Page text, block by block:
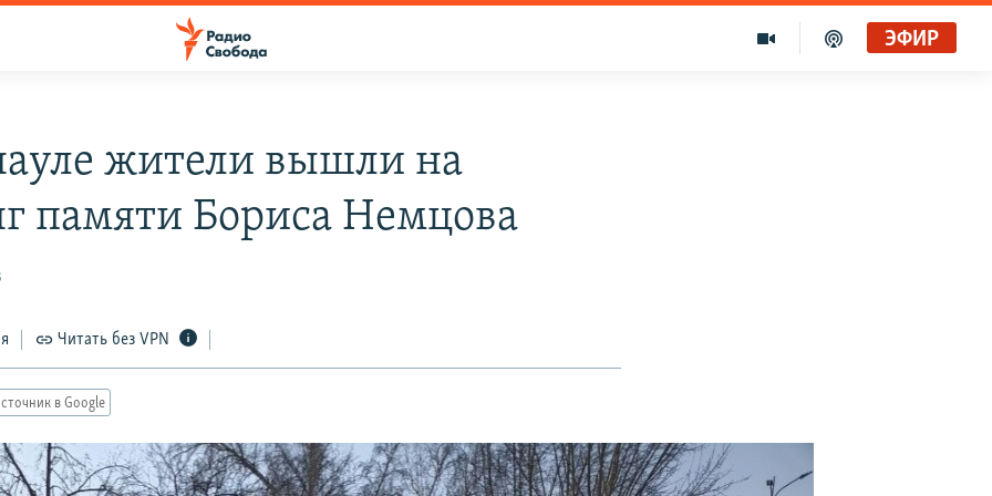
ЭФИР
жители вышли на
памяти Бориса Немцова
Читать без VPN
в Google